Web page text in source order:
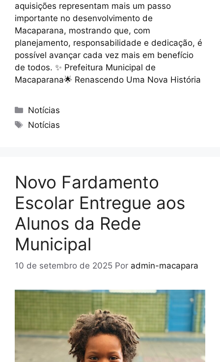
aquisições representam mais um passo
importante no desenvolvimento de
Macaparana, mostrando que, com
planejamento, responsabilidade e dedicação, é
possível avançar cada vez mais em benefício
de todos. ✨ Prefeitura Municipal de
Macaparana🌟 Renascendo Uma Nova História
Notícias
Notícias
Novo Fardamento
Escolar Entregue aos
Alunos da Rede
Municipal
10 de setembro de 2025 Por admin-macapara